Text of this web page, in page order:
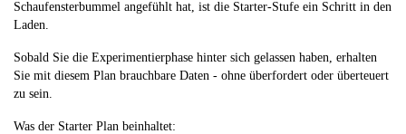
Schaufensterbummel angefühlt hat, ist die Starter-Stufe ein Schritt in den
Laden.
Sobald Sie die Experimentierphase hinter sich gelassen haben, erhalten
Sie mit diesem Plan brauchbare Daten - ohne überfordert oder überteuert
zu sein.
Was der Starter Plan beinhaltet: